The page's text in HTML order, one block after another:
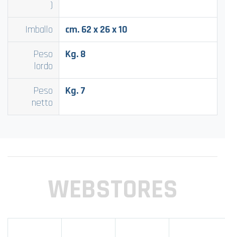
)
Imballo
cm. 62 x 26 x 10
Peso
lordo
Kg. 8
Peso
netto
Kg. 7
WEBSTORES